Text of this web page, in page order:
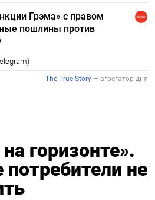
горизонте».
потребители не